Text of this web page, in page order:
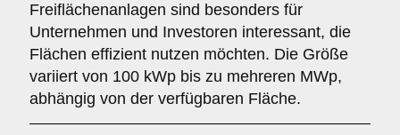
Freiflächenanlagen sind besonders für
Unternehmen und Investoren interessant, die
Flächen effizient nutzen möchten. Die Größe
variiert von 100 kWp bis zu mehreren MWp,
abhängig von der verfügbaren Fläche.